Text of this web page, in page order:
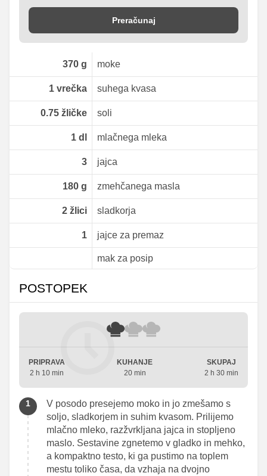
Preračunaj
370g moke
1vrečka suhega kvasa
0.75žličke soli
1dl mlačnega mleka
3 jajca
180g zmehčanega masla
2žlici sladkorja
1 jajce za premaz
mak za posip
POSTOPEK
PRIPRAVA
2 h 10 min
KUHANJE
20 min
SKUPAJ
2 h 30 min
V posodo presejemo moko in jo zmešamo s
soljo, sladkorjem in suhim kvasom. Prilijemo
mlačno mleko, razžvrkljana jajca in stopljeno
maslo. Sestavine zgnetemo v gladko in mehko,
a kompaktno testo, ki ga pustimo na toplem
mestu toliko časa, da vzhaja na dvojno